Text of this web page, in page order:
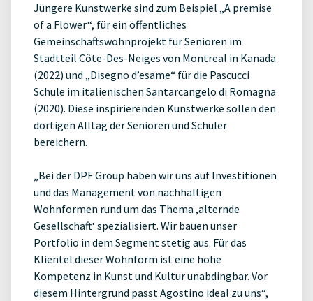
Jüngere Kunstwerke sind zum Beispiel „A premise
of a Flower“, für ein öffentliches
Gemeinschaftswohnprojekt für Senioren im
Stadtteil Côte-Des-Neiges von Montreal in Kanada
(2022) und „Disegno d’esame“ für die Pascucci
Schule im italienischen Santarcangelo di Romagna
(2020). Diese inspirierenden Kunstwerke sollen den
dortigen Alltag der Senioren und Schüler
bereichern.
„Bei der DPF Group haben wir uns auf Investitionen
und das Management von nachhaltigen
Wohnformen rund um das Thema ,alternde
Gesellschaft‘ spezialisiert. Wir bauen unser
Portfolio in dem Segment stetig aus. Für das
Klientel dieser Wohnform ist eine hohe
Kompetenz in Kunst und Kultur unabdingbar. Vor
diesem Hintergrund passt Agostino ideal zu uns“,